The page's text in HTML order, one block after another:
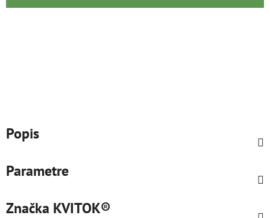
Popis
Parametre
Značka KVITOK®